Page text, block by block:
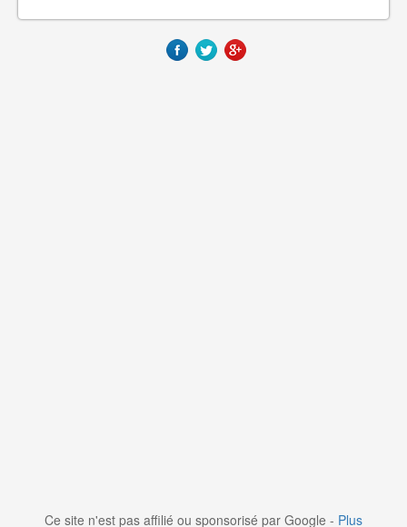
Ce site n'est pas affilié ou sponsorisé par Google - Plus